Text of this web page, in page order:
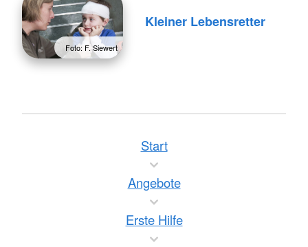
Foto: F. Siewert
Kleiner Lebensretter
Start
Angebote
Erste Hilfe